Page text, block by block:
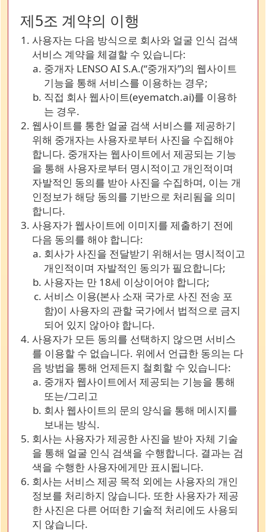
제5조 계약의 이행
사용자는 다음 방식으로 회사와 얼굴 인식 검색
서비스 계약을 체결할 수 있습니다:
중개자 LENSO AI S.A.(“중개자”)의 웹사이트
기능을 통해 서비스를 이용하는 경우;
직접 회사 웹사이트(eyematch.ai)를 이용하
는 경우.
웹사이트를 통한 얼굴 검색 서비스를 제공하기
위해 중개자는 사용자로부터 사진을 수집해야
합니다. 중개자는 웹사이트에서 제공되는 기능
을 통해 사용자로부터 명시적이고 개인적이며
자발적인 동의를 받아 사진을 수집하며, 이는 개
인정보가 해당 동의를 기반으로 처리됨을 의미
합니다.
사용자가 웹사이트에 이미지를 제출하기 전에
다음 동의를 해야 합니다:
회사가 사진을 전달받기 위해서는 명시적이고
개인적이며 자발적인 동의가 필요합니다;
사용자는 만 18세 이상이어야 합니다;
서비스 이용(본사 소재 국가로 사진 전송 포
함)이 사용자의 관할 국가에서 법적으로 금지
되어 있지 않아야 합니다.
사용자가 모든 동의를 선택하지 않으면 서비스
를 이용할 수 없습니다. 위에서 언급한 동의는 다
음 방법을 통해 언제든지 철회할 수 있습니다:
중개자 웹사이트에서 제공되는 기능을 통해
또는/그리고
회사 웹사이트의 문의 양식을 통해 메시지를
보내는 방식.
회사는 사용자가 제공한 사진을 받아 자체 기술
을 통해 얼굴 인식 검색을 수행합니다. 결과는 검
색을 수행한 사용자에게만 표시됩니다.
회사는 서비스 제공 목적 외에는 사용자의 개인
정보를 처리하지 않습니다. 또한 사용자가 제공
한 사진은 다른 어떠한 기술적 처리에도 사용되
지 않습니다.